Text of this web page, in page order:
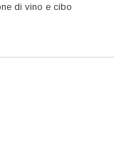
di vino e cibo